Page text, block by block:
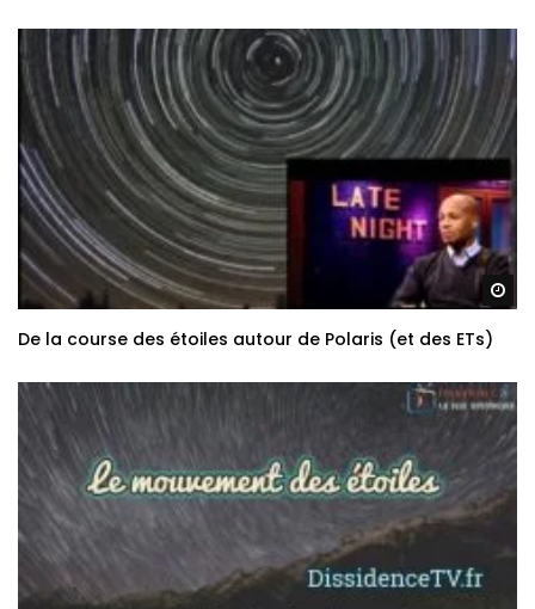
De la course des étoiles autour de Polaris (et des ETs)